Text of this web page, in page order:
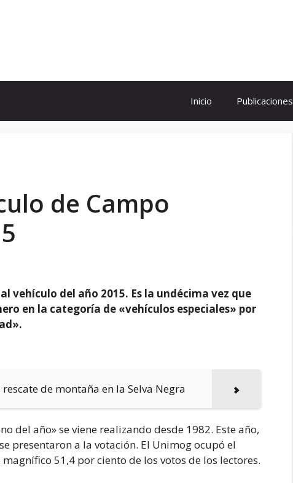
Inicio Publicaciones
de Campo
vehículo del año 2015. Es la undécima vez que
en la categoría de «vehículos especiales» por
de montaña en la Selva Negra
del año» se viene realizando desde 1982. Este año,
presentaron a la votación. El Unimog ocupó el
51,4 por ciento de los votos de los lectores.